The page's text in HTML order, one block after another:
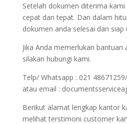
Setelah dokumen diterima
cepat dan tepat. Dan dalam
dokumen anda selesai dan siap
Jika Anda memerlukan
silakan hubungi kami.
Telp/ Whatsapp : 021
atau email :
Berikut alamat lengkap kantor
melihat terstimoni customer